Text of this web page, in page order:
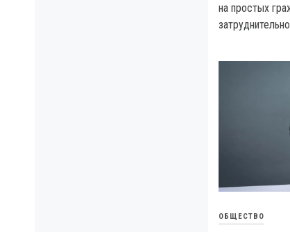
на простых
ОБЩЕСТВО